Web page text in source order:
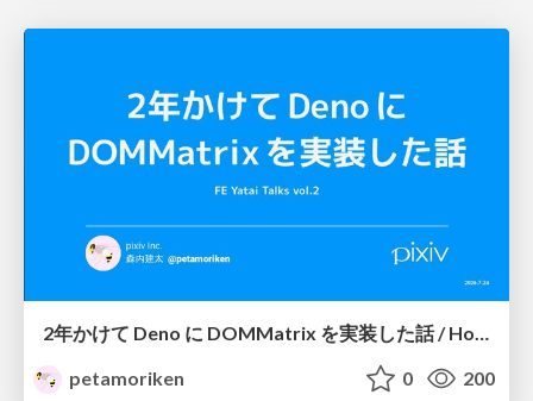
2年かけて Deno に DOMMatrix を実装した話 / How I implemented DOMMatrix in Deno over two years
petamoriken
0 200